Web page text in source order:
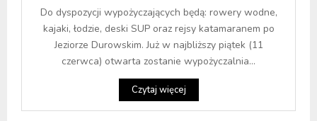
Do dyspozycji wypożyczających będą: rowery wodne,
kajaki, łodzie, deski SUP oraz rejsy katamaranem po
Jeziorze Durowskim. Już w najbliższy piątek (11
czerwca) otwarta zostanie wypożyczalnia...
Czytaj więcej